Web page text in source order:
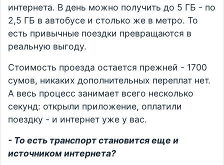
интернета. В день можно получить до 5 ГБ - по
2,5 ГБ в автобусе и столько же в метро. То
есть привычные поездки превращаются в
реальную выгоду.
Стоимость проезда остается прежней - 1700
сумов, никаких дополнительных переплат нет.
А весь процесс занимает всего несколько
секунд: открыли приложение, оплатили
поездку - и интернет уже у вас.
- То есть транспорт становится еще и
источником интернета?